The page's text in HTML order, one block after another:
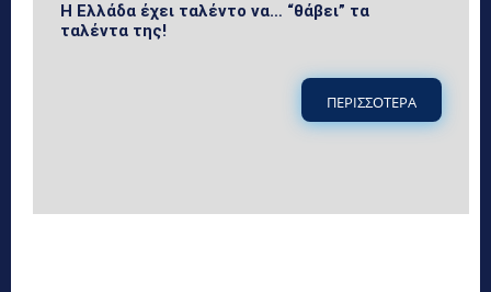
Η Ελλάδα έχει ταλέντο να… “θάβει” τα
ταλέντα της!
ΠΕΡΙΣΣΟΤΕΡΑ